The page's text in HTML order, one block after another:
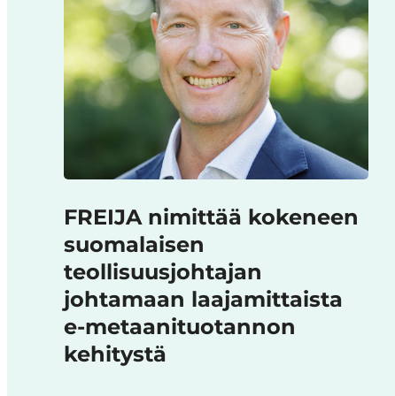
FREIJA nimittää kokeneen
suomalaisen
teollisuusjohtajan
johtamaan laajamittaista
e-metaanituotannon
kehitystä